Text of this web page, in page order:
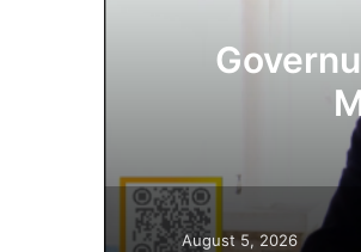
August 5, 2026